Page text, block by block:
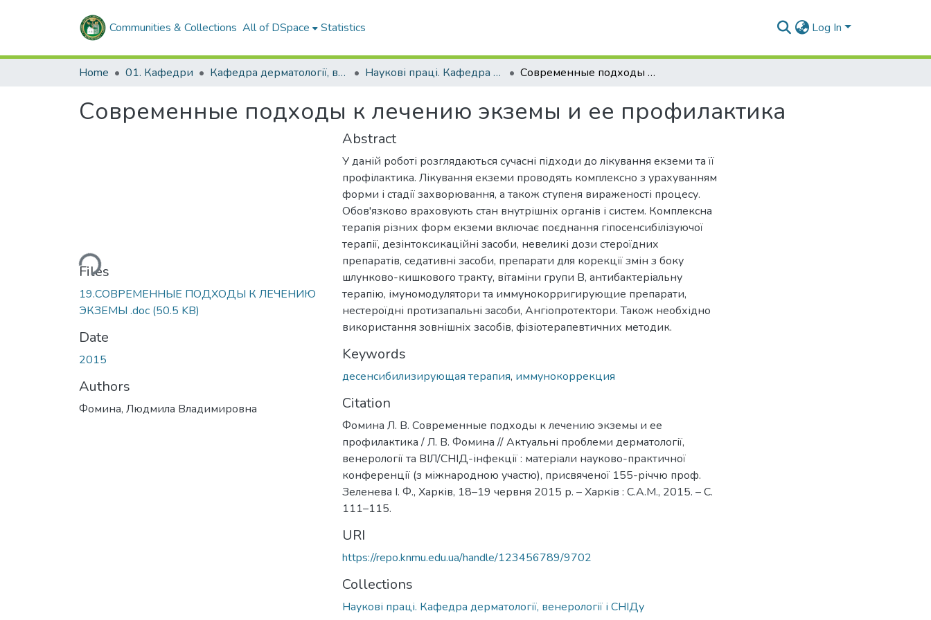
Communities & Collections All of DSpace Statistics Log In
Home 01. Кафедри Кафедра дерматології, венерології і СНІДу Наукові праці. Кафедра дерматології, венерології і СНІДу Современные подходы к лечению экземы и ее профилактика
Современные подходы к лечению экземы и ее профилактика
Loading...
Files
19.СОВРЕМЕННЫЕ ПОДХОДЫ К ЛЕЧЕНИЮ
ЭКЗЕМЫ .doc (50.5 KB)
Date
2015
Authors
Фомина, Людмила Владимировна
Abstract
У даній роботі розглядаються сучасні підходи до лікування екземи та її
профілактика. Лікування екземи проводять комплексно з урахуванням
форми і стадії захворювання, а також ступеня вираженості процесу.
Обов'язково враховують стан внутрішніх органів і систем. Комплексна
терапія різних форм екземи включає поєднання гіпосенсибілізуючої
терапії, дезінтоксикаційні засоби, невеликі дози стероїдних
препаратів, седативні засоби, препарати для корекції змін з боку
шлунково-кишкового тракту, вітаміни групи В, антибактеріальну
терапію, імуномодулятори та иммунокорригирующие препарати,
нестероїдні протизапальні засоби, Ангіопротектори. Також необхідно
використання зовнішніх засобів, фізіотерапевтичних методик.
Keywords
десенсибилизирующая терапия, иммунокоррекция
Citation
Фомина Л. В. Современные подходы к лечению экземы и ее
профилактика / Л. В. Фомина // Актуальні проблеми дерматології,
венерології та ВІЛ/СНІД-інфекції : матеріали науково-практичної
конференції (з міжнародною участю), присвяченої 155-річчю проф.
Зеленева І. Ф., Харків, 18–19 червня 2015 р. – Харків : С.А.М., 2015. – С.
111–115.
URI
https://repo.knmu.edu.ua/handle/123456789/9702
Collections
Наукові праці. Кафедра дерматології, венерології і СНІДу